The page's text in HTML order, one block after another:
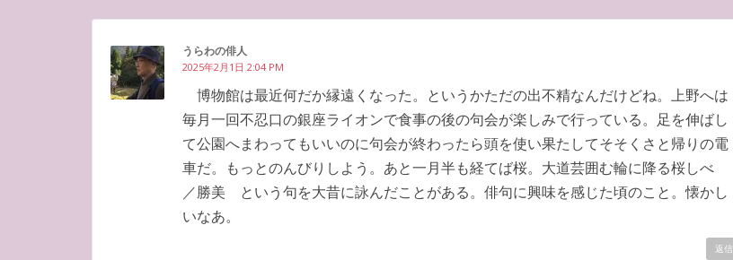
うらわの俳人
2025年2月1日 2:04 PM
博物館は最近何だか縁遠くなった。というかただの出不精なんだけどね。上野へは
毎月一回不忍口の銀座ライオンで食事の後の句会が楽しみで行っている。足を伸ばし
て公園へまわってもいいのに句会が終わったら頭を使い果たしてそそくさと帰りの電
車だ。もっとのんびりしよう。あと一月半も経てば桜。大道芸囲む輪に降る桜しべ
／勝美 という句を大昔に詠んだことがある。俳句に興味を感じた頃のこと。懐かし
いなあ。
返信